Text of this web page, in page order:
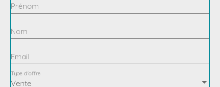
Prénom
Nom
Email
Vente
Type d'offre